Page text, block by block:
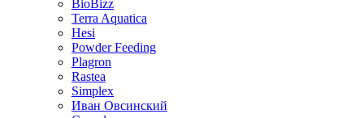
BioBizz
Terra Aquatica
Hesi
Powder Feeding
Plagron
Rastea
Simplex
Иван Овсинский